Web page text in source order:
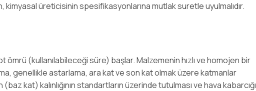
kimyasal üreticisinin spesifikasyonlarına mutlak suretle uyulmalıdır.
ömrü (kullanılabileceği süre) başlar. Malzemenin hızlı ve homojen bir
genellikle astarlama, ara kat ve son kat olmak üzere katmanlar
kat) kalınlığının standartların üzerinde tutulması ve hava kabarcığı